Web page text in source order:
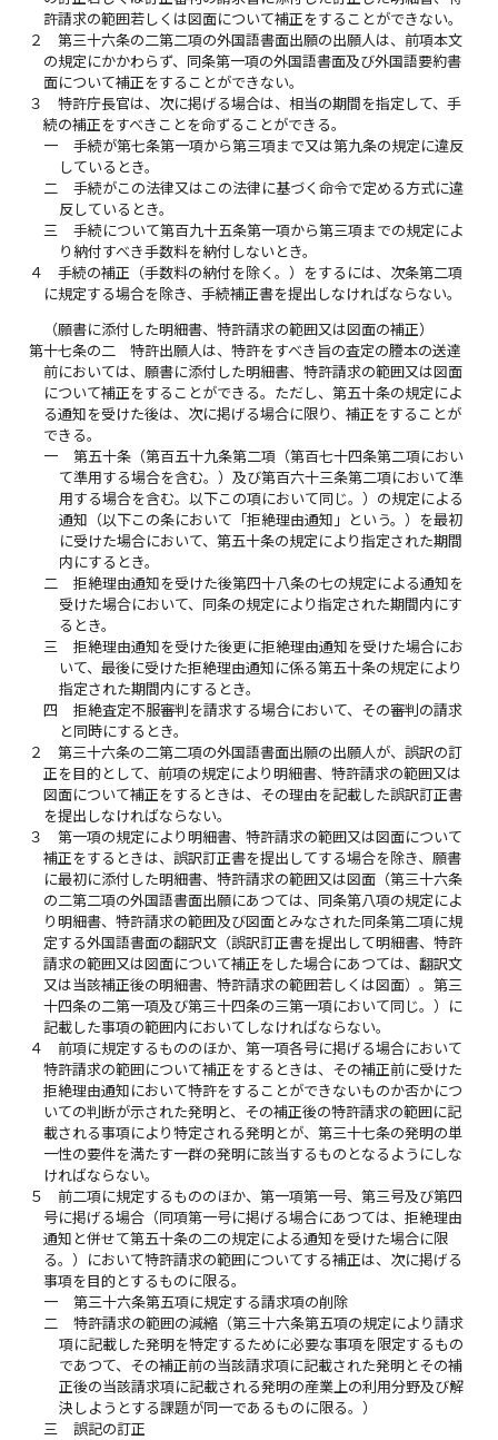
許請求の範囲若しくは図面について補正をすることができない。
２
第三十六条の二第二項の外国語書面出願の出願人は、前項本文
の規定にかかわらず、同条第一項の外国語書面及び外国語要約書
面について補正をすることができない。
３
特許庁長官は、次に掲げる場合は、相当の期間を指定して、手
続の補正をすべきことを命ずることができる。
一
手続が第七条第一項から第三項まで又は第九条の規定に違反
しているとき。
二
手続がこの法律又はこの法律に基づく命令で定める方式に違
反しているとき。
三
手続について第百九十五条第一項から第三項までの規定によ
り納付すべき手数料を納付しないとき。
４
手続の補正（手数料の納付を除く。）をするには、次条第二項
に規定する場合を除き、手続補正書を提出しなければならない。
（願書に添付した明細書、特許請求の範囲又は図面の補正）
第十七条の二
特許出願人は、特許をすべき旨の査定の謄本の送達
前においては、願書に添付した明細書、特許請求の範囲又は図面
について補正をすることができる。ただし、第五十条の規定によ
る通知を受けた後は、次に掲げる場合に限り、補正をすることが
できる。
一
第五十条（第百五十九条第二項（第百七十四条第二項におい
て準用する場合を含む。）及び第百六十三条第二項において準
用する場合を含む。以下この項において同じ。）の規定による
通知（以下この条において「拒絶理由通知」という。）を最初
に受けた場合において、第五十条の規定により指定された期間
内にするとき。
二
拒絶理由通知を受けた後第四十八条の七の規定による通知を
受けた場合において、同条の規定により指定された期間内にす
るとき。
三
拒絶理由通知を受けた後更に拒絶理由通知を受けた場合にお
いて、最後に受けた拒絶理由通知に係る第五十条の規定により
指定された期間内にするとき。
四
拒絶査定不服審判を請求する場合において、その審判の請求
と同時にするとき。
２
第三十六条の二第二項の外国語書面出願の出願人が、誤訳の訂
正を目的として、前項の規定により明細書、特許請求の範囲又は
図面について補正をするときは、その理由を記載した誤訳訂正書
を提出しなければならない。
３
第一項の規定により明細書、特許請求の範囲又は図面について
補正をするときは、誤訳訂正書を提出してする場合を除き、願書
に最初に添付した明細書、特許請求の範囲又は図面（第三十六条
の二第二項の外国語書面出願にあつては、同条第八項の規定によ
り明細書、特許請求の範囲及び図面とみなされた同条第二項に規
定する外国語書面の翻訳文（誤訳訂正書を提出して明細書、特許
請求の範囲又は図面について補正をした場合にあつては、翻訳文
又は当該補正後の明細書、特許請求の範囲若しくは図面）。第三
十四条の二第一項及び第三十四条の三第一項において同じ。）に
記載した事項の範囲内においてしなければならない。
４
前項に規定するもののほか、第一項各号に掲げる場合において
特許請求の範囲について補正をするときは、その補正前に受けた
拒絶理由通知において特許をすることができないものか否かにつ
いての判断が示された発明と、その補正後の特許請求の範囲に記
載される事項により特定される発明とが、第三十七条の発明の単
一性の要件を満たす一群の発明に該当するものとなるようにしな
ければならない。
５
前二項に規定するもののほか、第一項第一号、第三号及び第四
号に掲げる場合（同項第一号に掲げる場合にあつては、拒絶理由
通知と併せて第五十条の二の規定による通知を受けた場合に限
る。）において特許請求の範囲についてする補正は、次に掲げる
事項を目的とするものに限る。
一
第三十六条第五項に規定する請求項の削除
二
特許請求の範囲の減縮（第三十六条第五項の規定により請求
項に記載した発明を特定するために必要な事項を限定するもの
であつて、その補正前の当該請求項に記載された発明とその補
正後の当該請求項に記載される発明の産業上の利用分野及び解
決しようとする課題が同一であるものに限る。）
三
誤記の訂正